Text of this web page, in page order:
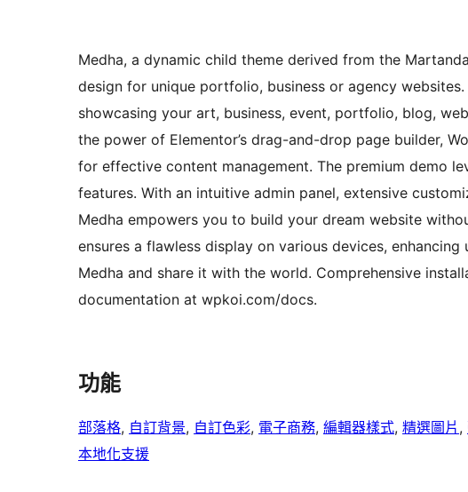
Medha, a dynamic child theme derived from the
design for unique portfolio, business or agency
showcasing your art, business, event, portfolio, blog,
the power of Elementor’s drag-and-drop page builder,
for effective content management. The premium demo
features. With an intuitive admin panel, extensive
Medha empowers you to build your dream website
ensures a flawless display on various devices,
Medha and share it with the world. Comprehensive
documentation at wpkoi.com/docs.
功能
部落格, 自訂背景, 自訂色彩, 電子商務, 編輯器樣式, 精選圖片 ,
本地化支援